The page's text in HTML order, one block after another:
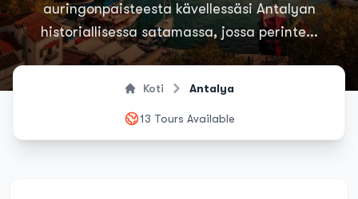
auringonpaisteesta kävellessäsi Antalyan
historiallisessa satamassa, jossa perinte...
Koti Antalya
13 Tours Available